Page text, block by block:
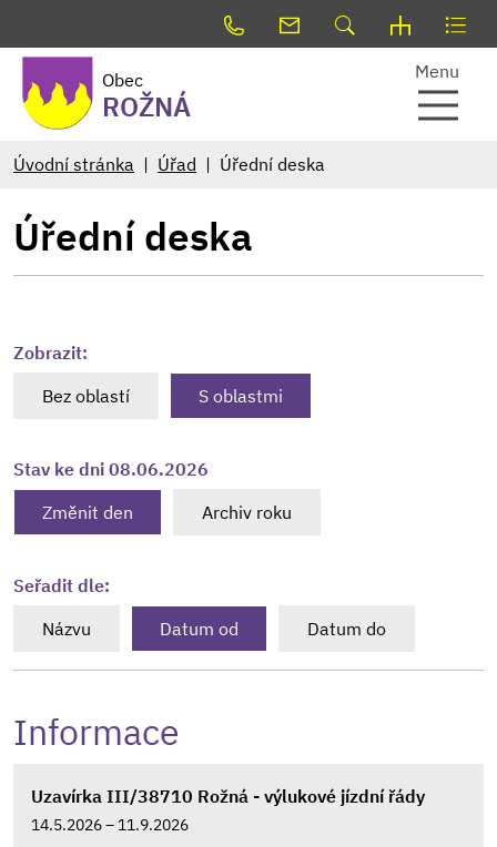
Obec
ROŽNÁ
Menu
Úvodní stránka Úřad Úřední deska
Úřední deska
Zobrazit:
Bez oblastí
S oblastmi
Stav ke dni 08.06.2026
Změnit den
Archiv roku
Seřadit dle:
Názvu
Datum od Datum do
Informace
Uzavírka III/38710 Rožná - výlukové jízdní řády
14.5.2026 – 11.9.2026